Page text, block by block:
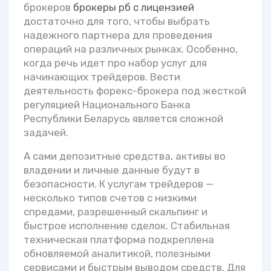
брокеров брокеры рб с лицензией
достаточно для того, чтобы выбрать
надежного партнера для проведения
операций на различных рынках. Особенно,
когда речь идет про набор услуг для
начинающих трейдеров. Вести
деятельность форекс-брокера под жесткой
регуляцией Национального Банка
Республики Беларусь является сложной
задачей.
А сами депозитные средства, активы во
владении и личные данные будут в
безопасности. К услугам трейдеров —
несколько типов счетов с низкими
спредами, разрешенный скальпинг и
быстрое исполнение сделок. Стабильная
техническая платформа подкреплена
обновляемой аналитикой, полезными
сервисами и быстрым выводом средств. Для